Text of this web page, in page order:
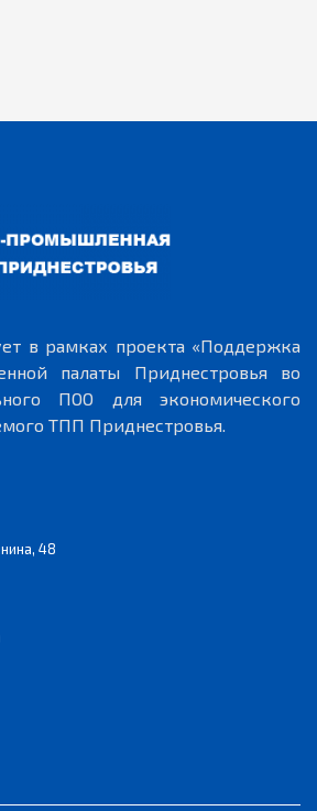
в рамках проекта «Поддержка
палаты Приднестровья во
ПОО для экономического
ТПП Приднестровья.
48